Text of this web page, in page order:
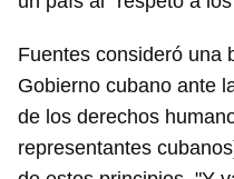
Fuentes consideró una
Gobierno cubano ante
de los derechos
representantes